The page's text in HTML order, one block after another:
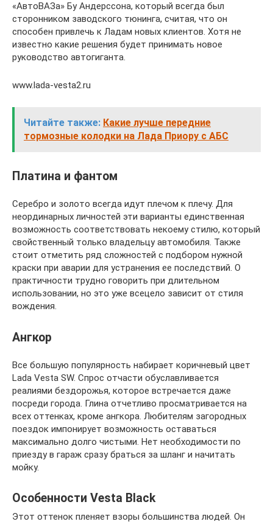
«АвтоВАЗа» Бу Андерссона, который всегда был
сторонником заводского тюнинга, считая, что он
способен привлечь к Ладам новых клиентов. Хотя не
известно какие решения будет принимать новое
руководство автогиганта.
www.lada-vesta2.ru
Читайте также: Какие лучше передние
тормозные колодки на Лада Приору с АБС
Платина и фантом
Серебро и золото всегда идут плечом к плечу. Для
неординарных личностей эти варианты единственная
возможность соответствовать некоему стилю, который
свойственный только владельцу автомобиля. Также
стоит отметить ряд сложностей с подбором нужной
краски при аварии для устранения ее последствий. О
практичности трудно говорить при длительном
использовании, но это уже всецело зависит от стиля
вождения.
Ангкор
Все большую популярность набирает коричневый цвет
Lada Vesta SW. Спрос отчасти обуславливается
реалиями бездорожья, которое встречается даже
посреди города. Глина отчетливо просматривается на
всех оттенках, кроме ангкора. Любителям загородных
поездок импонирует возможность оставаться
максимально долго чистыми. Нет необходимости по
приезду в гараж сразу браться за шланг и начитать
мойку.
Особенности Vesta Black
Этот оттенок пленяет взоры большинства людей. Он